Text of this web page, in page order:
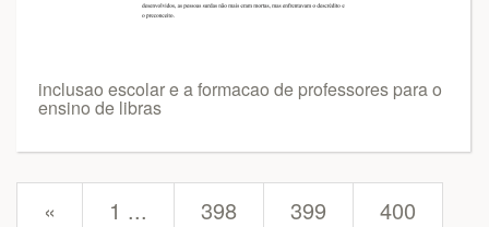
inclusao escolar e a formacao de professores para o
ensino de libras
« 1 ... 398 399 400